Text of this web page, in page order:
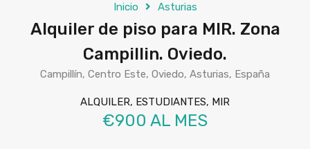
Inicio Asturias
Alquiler de piso para MIR. Zona
Campillin. Oviedo.
Campillín, Centro Este, Oviedo, Asturias, España
ALQUILER, ESTUDIANTES, MIR
€900 AL MES